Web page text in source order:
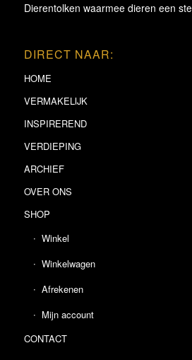
Dierentolken waarmee dieren een
DIRECT NAAR:
HOME
VERMAKELIJK
INSPIREREND
VERDIEPING
ARCHIEF
OVER ONS
SHOP
Winkel
Winkelwagen
Afrekenen
Mijn account
CONTACT